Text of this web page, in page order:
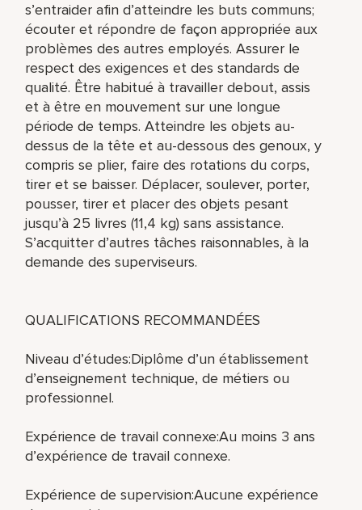
s’entraider afin d’atteindre les buts communs;
écouter et répondre de façon appropriée aux
problèmes des autres employés. Assurer le
respect des exigences et des standards de
qualité. Être habitué à travailler debout, assis
et à être en mouvement sur une longue
période de temps. Atteindre les objets au-
dessus de la tête et au-dessous des genoux, y
compris se plier, faire des rotations du corps,
tirer et se baisser. Déplacer, soulever, porter,
pousser, tirer et placer des objets pesant
jusqu’à 25 livres (11,4 kg) sans assistance.
S’acquitter d’autres tâches raisonnables, à la
demande des superviseurs.
QUALIFICATIONS RECOMMANDÉES
Niveau d’études:Diplôme d’un établissement
d’enseignement technique, de métiers ou
professionnel.
Expérience de travail connexe:Au moins 3 ans
d’expérience de travail connexe.
Expérience de supervision:Aucune expérience